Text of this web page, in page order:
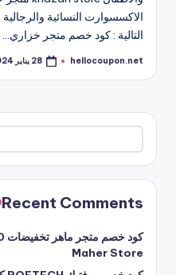
الاكسسوارت النسائية
التالية : كود خصم متجر خزاري…
تمّ
hellocoupon.net 28 يناير 2024
البحث
Recent Comments
Maher Store